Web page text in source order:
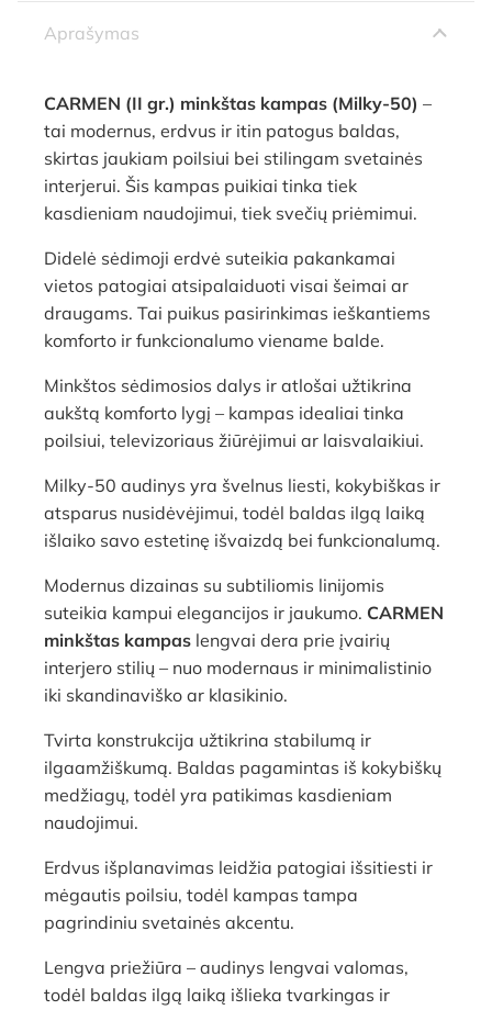
Aprašymas
CARMEN (II gr.) minkštas kampas (Milky-50) –
tai modernus, erdvus ir itin patogus baldas,
skirtas jaukiam poilsiui bei stilingam svetainės
interjerui. Šis kampas puikiai tinka tiek
kasdieniam naudojimui, tiek svečių priėmimui.
Didelė sėdimoji erdvė suteikia pakankamai
vietos patogiai atsipalaiduoti visai šeimai ar
draugams. Tai puikus pasirinkimas ieškantiems
komforto ir funkcionalumo viename balde.
Minkštos sėdimosios dalys ir atlošai užtikrina
aukštą komforto lygį – kampas idealiai tinka
poilsiui, televizoriaus žiūrėjimui ar laisvalaikiui.
Milky-50 audinys yra švelnus liesti, kokybiškas ir
atsparus nusidėvėjimui, todėl baldas ilgą laiką
išlaiko savo estetinę išvaizdą bei funkcionalumą.
Modernus dizainas su subtiliomis linijomis
suteikia kampui elegancijos ir jaukumo. CARMEN
minkštas kampas lengvai dera prie įvairių
interjero stilių – nuo modernaus ir minimalistinio
iki skandinaviško ar klasikinio.
Tvirta konstrukcija užtikrina stabilumą ir
ilgaamžiškumą. Baldas pagamintas iš kokybiškų
medžiagų, todėl yra patikimas kasdieniam
naudojimui.
Erdvus išplanavimas leidžia patogiai išsitiesti ir
mėgautis poilsiu, todėl kampas tampa
pagrindiniu svetainės akcentu.
Lengva priežiūra – audinys lengvai valomas,
todėl baldas ilgą laiką išlieka tvarkingas ir